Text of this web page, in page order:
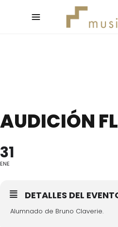
AUDICIÓN
31
ENE
DETALLES DEL
Alumnado de Bruno Claverie.